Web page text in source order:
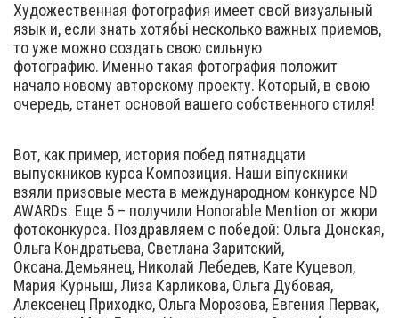
Художественная фотография имеет свой визуальный
язык и, если знать хотябьі несколько важных приемов,
то уже можно создать свою сильную
фотографию. Именно такая фотография положит
начало новому авторскому проекту. Который, в свою
очередь, станет основой вашего собственного стиля!
Вот, как пример, история побед пятнадцати
выпускников курса Композиция. Наши віпускники
взяли призовые места в международном конкурсе ND
AWARDs. Еще 5 – получили Honorable Mention от жюри
фотоконкурса. Поздравляем с победой: Ольга Донская,
Ольга Кондратьева, Светлана Заритский,
Оксана.Демьянец, Николай Лебедев, Кате Куцевол,
Мария Курныш, Лиза Карликова, Ольга Дубовая,
Алексенец Приходко, Ольга Морозова, Евгения Первак,